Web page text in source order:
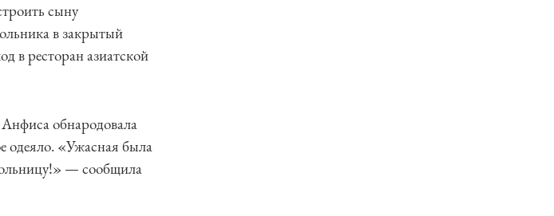
сыну
в закрытый
в ресторан азиатской
обнародовала
одеяло. «Ужасная была
— сообщила